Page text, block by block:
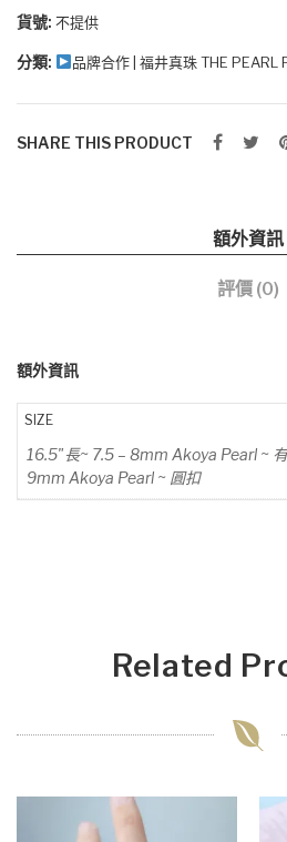
14K
頸
鏈
數
貨號: 不提供
分類: 品牌合作 | 福井真珠 THE PEARL
SHARE THIS PRODUCT
額外資訊
評價 (0)
額外資訊
SIZE
16.5"長~ 7.5 – 8mm Akoya Pearl ~
9mm Akoya Pearl ~ 圓扣
Related